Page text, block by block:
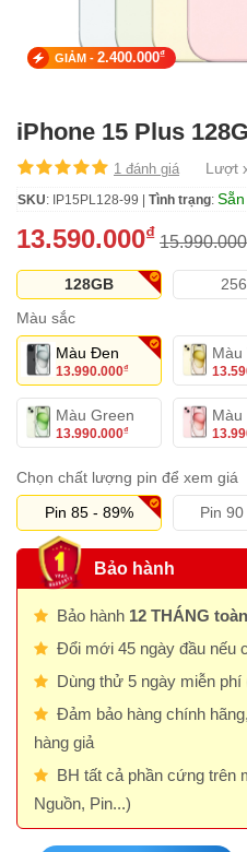
GIẢM - 2.400.000₫
iPhone 15 Plus
1 đánh giá Lượt
SKU: IP15PL128-99 | Tình trạng:
13.590.000₫ 15.990.000
128GB
Màu sắc
Màu Đen
13.990.000₫
Màu
Màu Green
13.990.000₫
Màu
Chọn chất lượng pin để xem giá
Pin 85 - 89%
Pin
Bảo hành
Bảo hành 12 THÁNG
Đổi mới 45 ngày đầu nếu
Dùng thử 5 ngày miễn phí
Đảm bảo hàng chính
hàng giả
BH tất cả phần cứng trên
Nguồn, Pin...)